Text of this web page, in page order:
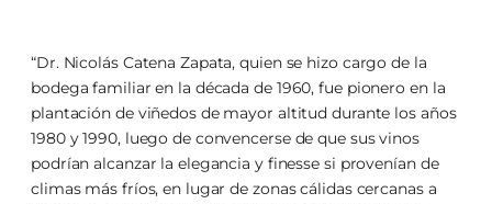
“Dr. Nicolás Catena Zapata, quien se hizo cargo de la
bodega familiar en la década de 1960, fue pionero en la
plantación de viñedos de mayor altitud durante los años
1980 y 1990, luego de convencerse de que sus vinos
podrían alcanzar la elegancia y finesse si provenían de
climas más fríos, en lugar de zonas cálidas cercanas a